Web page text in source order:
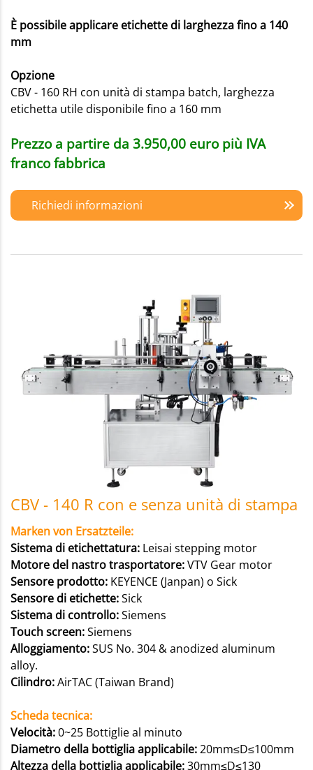
È possibile applicare etichette di larghezza fino a 140
mm
Opzione
CBV - 160 RH con unità di stampa batch, larghezza
etichetta utile disponibile fino a 160 mm
Prezzo a partire da 3.950,00 euro più IVA
franco fabbrica
Richiedi informazioni
CBV - 140 R con e senza unità di stampa
Marken von Ersatzteile:
Sistema di etichettatura: Leisai stepping motor
Motore del nastro trasportatore:VTV Gear motor
Sensore prodotto: KEYENCE (Janpan) o Sick
Sensore di etichette:Sick
Sistema di controllo:Siemens
Touch screen:Siemens
Alloggiamento:SUS No. 304 & anodized aluminum
alloy.
Cilindro:AirTAC (Taiwan Brand)
Scheda tecnica:
Velocità:0~25 Bottiglie al minuto
Diametro della bottiglia applicabile:20mm≤D≤100mm
Altezza della bottiglia applicabile:30mm≤D≤130